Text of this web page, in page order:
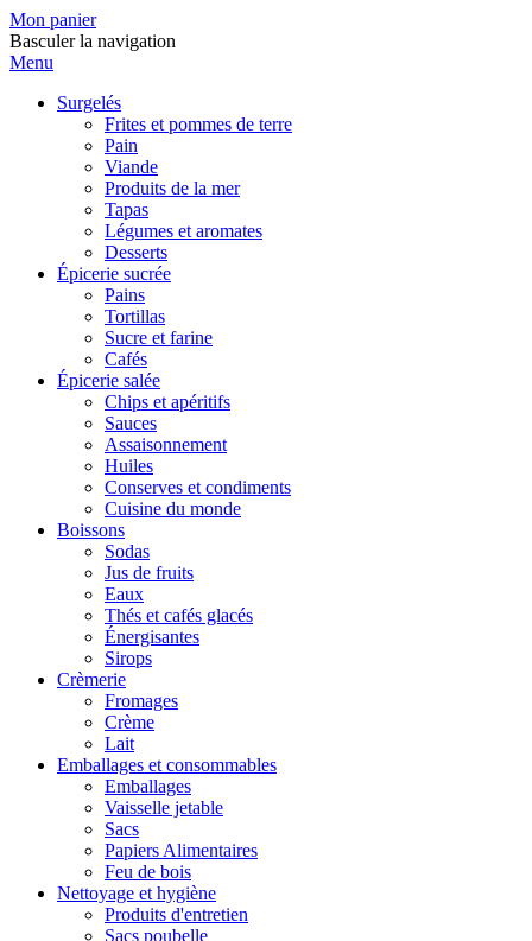
Mon panier
Basculer la navigation
Menu
Surgelés
Frites et pommes de terre
Pain
Viande
Produits de la mer
Tapas
Légumes et aromates
Desserts
Épicerie sucrée
Pains
Tortillas
Sucre et farine
Cafés
Épicerie salée
Chips et apéritifs
Sauces
Assaisonnement
Huiles
Conserves et condiments
Cuisine du monde
Boissons
Sodas
Jus de fruits
Eaux
Thés et cafés glacés
Énergisantes
Sirops
Crèmerie
Fromages
Crème
Lait
Emballages et consommables
Emballages
Vaisselle jetable
Sacs
Papiers Alimentaires
Feu de bois
Nettoyage et hygiène
Produits d'entretien
Sacs poubelle